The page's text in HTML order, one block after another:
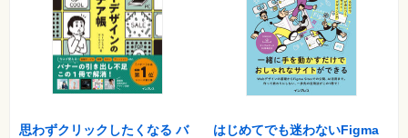
思わずクリックしたくなる バ
はじめてでも迷わないFigma